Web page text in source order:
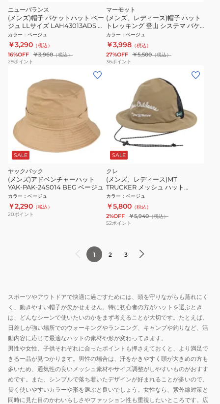
ニューバランス
(メンズ)帽子 バケットハット ベー
ジュ LLサイズ LAH43013ADS ス
ト系 カジュアル アウトドア 軽量
カラー ： ベージュ
￥3,290 （税込）
16%OFF ￥3,960（税込）
29ポイント
マーモット
(メンズ、レディース)帽子 ハット
トレッキング 登山 システマ バケ
ットハット MTSS25UHG208-
C070
カラー ： ベージュ
￥3,998 （税込）
27%OFF ￥5,500（税込）
36ポイント
SALE
ヤックパック
(メンズ)アドベンチャーハット
YAK-PAK-24S014 BEG ベージュ
カラー ： ベージュ
￥2,290 （税込）
20ポイント
SALE
クレ
(メンズ、レディース)MT
TRUCKER メッシュ ハット
RB7016 BG 速乾
カラー ： ベージュ
￥5,800 （税込）
2%OFF ￥5,940（税込）
52ポイント
1 2 3
スポーツやアウトドアで快適に過ごすためには、頭を守りながらも蒸れにく
く、動きやすい帽子が欠かせません。特に初心者の方がハットを選ぶとき
は、どんなシーンで使いたいのかをまず考えることが大切です。たとえば、
日差しが強い場所でのウォーキングやランニング、キャンプや釣りなど、活
動内容に応じて最適なハットの素材や形が変わってきます。
男性や女性、子供それぞれに合ったポイントも押さえておくと、より満足で
きる一品が見つかります。男性の場合は、汗をかきやすく頭が大きめの方も
多いため、通気性の良いメッシュ素材やサイズ調整がしやすいものがおすす
めです。また、シンプルで落ち着いたデザインが好まれることが多いので、
長く使いやすいカラーや形を選ぶと良いでしょう。女性なら、紫外線対策と
同時に見た目のかわいらしさやファッション性も重視したいところです。広